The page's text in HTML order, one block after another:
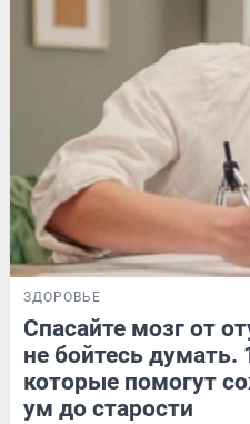
ЗДОРОВЬЕ
Спасайте мозг от
не бойтесь думать.
которые помогут
ум до старости